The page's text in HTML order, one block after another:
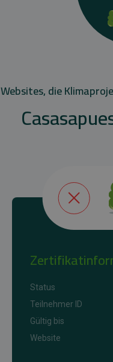
Websites, die
Status
Teilnehmer ID
Gültig bis
Website